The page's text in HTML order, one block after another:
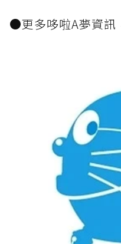
●更多哆啦A夢資訊